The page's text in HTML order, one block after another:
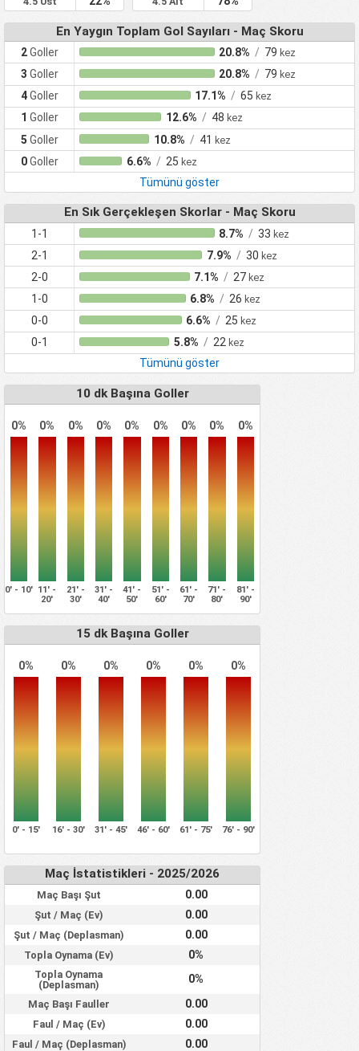
En Yaygın Toplam Gol Sayıları - Maç Skoru
2Goller 20.8% / 79kez
3 Goller 20.8% / 79kez
4Goller 17.1% / 65kez
1 Goller 12.6% / 48 kez
5 Goller 10.8% / 41 kez
0Goller 6.6% / 25 kez
Tümünü göster
En Sık Gerçekleşen Skorlar - Maç Skoru
1-1 8.7% / 33kez
2-1 7.9% / 30 kez
2-0 7.1% / 27kez
1-0 6.8% / 26kez
0-0 6.6% / 25kez
0-1 5.8% / 22 kez
Tümünü göster
10 dk Başına Goller
0% 0% 0% 0% 0% 0% 0% 0% 0%
0' - 10' 11' -
20'
21' -
30'
31' -
40'
41' -
50'
51' -
60'
61' -
70'
71' -
80'
81' -
90'
15 dk Başına Goller
0% 0% 0% 0% 0% 0%
0' - 15' 16' - 30' 31' - 45' 46' - 60' 61' - 75' 76' - 90'
Maç İstatistikleri - 2025/2026
Maç Başı Şut 0.00
Şut / Maç (Ev) 0.00
Şut / Maç (Deplasman) 0.00
Topla Oynama (Ev) 0%
Topla Oynama
(Deplasman)
0%
Maç Başı Fauller 0.00
Faul / Maç (Ev) 0.00
Faul / Maç (Deplasman) 0.00